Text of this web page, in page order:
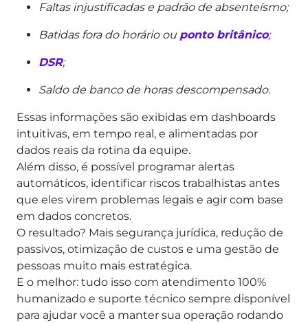
Faltas injustificadas e padrão de absenteísmo;
Batidas fora do horário ou ponto britânico;
DSR;
Saldo de banco de horas descompensado.
Essas informações são exibidas em dashboards
intuitivas, em tempo real, e alimentadas por
dados reais da rotina da equipe.
Além disso, é possível programar alertas
automáticos, identificar riscos trabalhistas antes
que eles virem problemas legais e agir com base
em dados concretos.
O resultado? Mais segurança jurídica, redução de
passivos, otimização de custos e uma gestão de
pessoas muito mais estratégica.
E o melhor: tudo isso com atendimento 100%
humanizado e suporte técnico sempre disponível
para ajudar você a manter sua operação rodando